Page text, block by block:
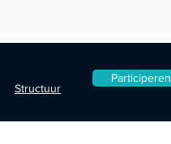
Structuur
Participeren